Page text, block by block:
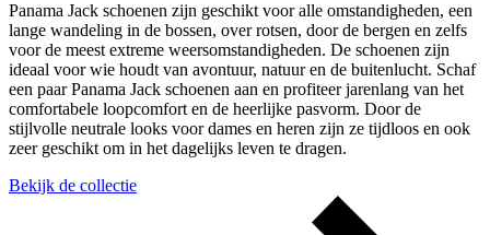
Panama Jack schoenen zijn geschikt voor alle omstandigheden, een
lange wandeling in de bossen, over rotsen, door de bergen en zelfs
voor de meest extreme weersomstandigheden. De schoenen zijn
ideaal voor wie houdt van avontuur, natuur en de buitenlucht. Schaf
een paar Panama Jack schoenen aan en profiteer jarenlang van het
comfortabele loopcomfort en de heerlijke pasvorm. Door de
stijlvolle neutrale looks voor dames en heren zijn ze tijdloos en ook
zeer geschikt om in het dagelijks leven te dragen.
Bekijk de collectie